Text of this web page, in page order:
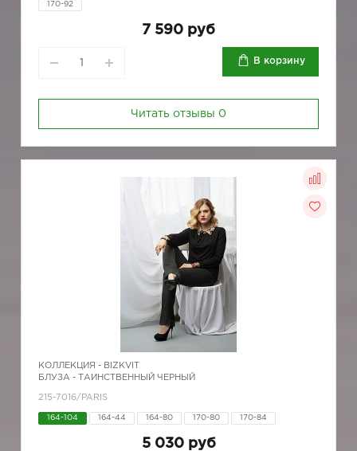
170-92
7 590 руб
В корзину
Читать отзывы 0
КОЛЛЕКЦИЯ - BIZKVIT
БЛУЗА - ТАИНСТВЕННЫЙ ЧЕРНЫЙ
215-7016/PARIS
164-104 164-44 164-80 170-80 170-84
5 030 руб